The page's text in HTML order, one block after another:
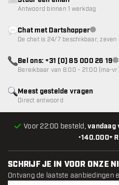
•140.000+
Voor 22:00 besteld,vandaag
Meest gestelde vragen
Direct antwoord
Antwoord binnen 1 werkdag
Chat met Dartshopper
De chat is 24/7 beschikbaar,
Bel ons: +31 (0) 85 000 26 19
Bereikbaar van 8:00 - 21:00 (ma-vr)
SCHRIJF JE IN VOOR ONZE
Ontvang de laatste aanbiedingen